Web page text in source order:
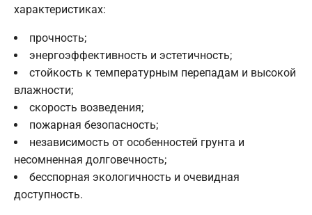
характеристиках:
прочность;
энергоэффективность и эстетичность;
стойкость к температурным перепадам и высокой
влажности;
скорость возведения;
пожарная безопасность;
независимость от особенностей грунта и
несомненная долговечность;
бесспорная экологичность и очевидная
доступность.